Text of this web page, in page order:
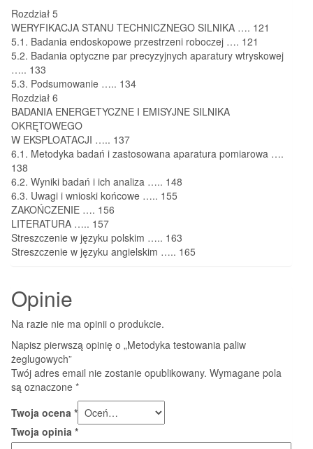
Rozdział 5
WERYFIKACJA STANU TECHNICZNEGO SILNIKA …. 121
5.1. Badania endoskopowe przestrzeni roboczej …. 121
5.2. Badania optyczne par precyzyjnych aparatury wtryskowej
….. 133
5.3. Podsumowanie ….. 134
Rozdział 6
BADANIA ENERGETYCZNE I EMISYJNE SILNIKA
OKRĘTOWEGO
W EKSPLOATACJI ….. 137
6.1. Metodyka badań i zastosowana aparatura pomiarowa ….
138
6.2. Wyniki badań i ich analiza ….. 148
6.3. Uwagi i wnioski końcowe ….. 155
ZAKOŃCZENIE …. 156
LITERATURA ….. 157
Streszczenie w języku polskim ….. 163
Streszczenie w języku angielskim ….. 165
Opinie
Na razie nie ma opinii o produkcie.
Napisz pierwszą opinię o „Metodyka testowania paliw
żeglugowych”
Twój adres email nie zostanie opublikowany. Wymagane pola
są oznaczone *
Twoja ocena *
Twoja opinia *